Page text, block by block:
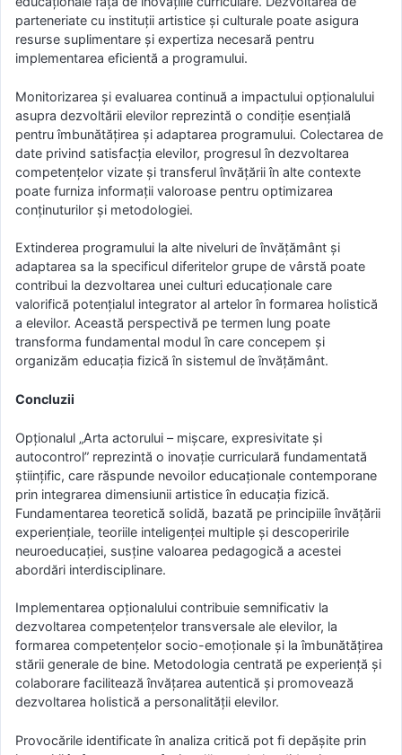
parteneriate cu instituții artistice și culturale poate asigura
resurse suplimentare și expertiza necesară pentru
implementarea eficientă a programului.
Monitorizarea și evaluarea continuă a impactului opționalului
asupra dezvoltării elevilor reprezintă o condiție esențială
pentru îmbunătățirea și adaptarea programului. Colectarea de
date privind satisfacția elevilor, progresul în dezvoltarea
competențelor vizate și transferul învățării în alte contexte
poate furniza informații valoroase pentru optimizarea
conținuturilor și metodologiei.
Extinderea programului la alte niveluri de învățământ și
adaptarea sa la specificul diferitelor grupe de vârstă poate
contribui la dezvoltarea unei culturi educaționale care
valorifică potențialul integrator al artelor în formarea holistică
a elevilor. Această perspectivă pe termen lung poate
transforma fundamental modul în care concepem și
organizăm educația fizică în sistemul de învățământ.
Concluzii
Opționalul „Arta actorului – mișcare, expresivitate și
autocontrol” reprezintă o inovație curriculară fundamentată
științific, care răspunde nevoilor educaționale contemporane
prin integrarea dimensiunii artistice în educația fizică.
Fundamentarea teoretică solidă, bazată pe principiile învățării
experiențiale, teoriile inteligenței multiple și descoperirile
neuroeducației, susține valoarea pedagogică a acestei
abordări interdisciplinare.
Implementarea opționalului contribuie semnificativ la
dezvoltarea competențelor transversale ale elevilor, la
formarea competențelor socio-emoționale și la îmbunătățirea
stării generale de bine. Metodologia centrată pe experiență și
colaborare facilitează învățarea autentică și promovează
dezvoltarea holistică a personalității elevilor.
Provocările identificate în analiza critică pot fi depășite prin